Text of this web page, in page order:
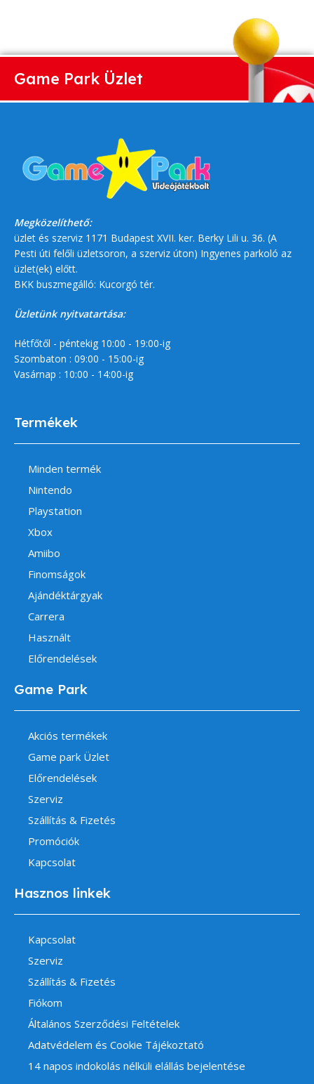
Game Park Üzlet
Megközelíthető:
üzlet és szerviz 1171 Budapest XVII. ker. Berky Lili u. 36. (A
Pesti úti felőli üzletsoron, a szerviz úton) Ingyenes parkoló az
üzlet(ek) előtt.
BKK buszmegálló: Kucorgó tér.
Üzletünk nyitvatartása:
Hétfőtől - péntekig 10:00 - 19:00-ig
Szombaton : 09:00 - 15:00-ig
Vasárnap : 10:00 - 14:00-ig
Termékek
Minden termék
Nintendo
Playstation
Xbox
Amiibo
Finomságok
Ajándéktárgyak
Carrera
Használt
Előrendelések
Game Park
Akciós termékek
Game park Üzlet
Előrendelések
Szerviz
Szállítás & Fizetés
Promóciók
Kapcsolat
Hasznos linkek
Kapcsolat
Szerviz
Szállítás & Fizetés
Fiókom
Általános Szerződési Feltételek
Adatvédelem és Cookie Tájékoztató
14 napos indokolás nélküli elállás bejelentése